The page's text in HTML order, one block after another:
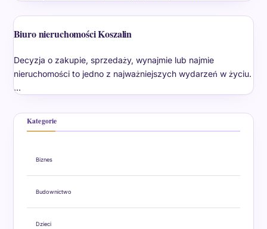
Biuro nieruchomości Koszalin
Decyzja o zakupie, sprzedaży, wynajmie lub najmie
nieruchomości to jedno z najważniejszych wydarzeń w życiu.
…
Kategorie
Biznes
Budownictwo
Dzieci